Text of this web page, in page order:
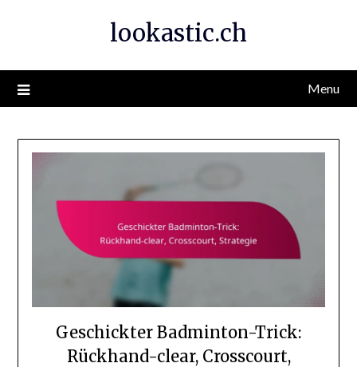
lookastic.ch
Menu
Geschickter Badminton-Trick:
Rückhand-clear, Crosscourt,